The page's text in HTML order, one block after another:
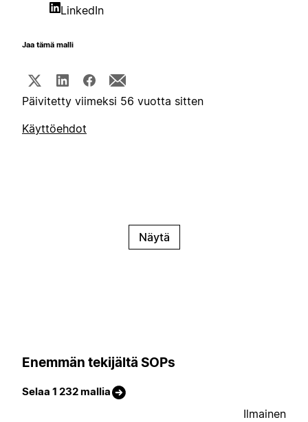
LinkedIn
Jaa tämä malli
Päivitetty viimeksi 56 vuotta sitten
Käyttöehdot
Näytä
Enemmän tekijältä SOPs
Selaa 1 232 mallia
Ilmainen